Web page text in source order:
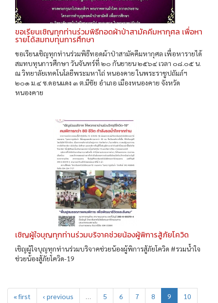
ขอเรียนเชิญทุกท่านร่วมพิธีทอดผ้าป่าสามัคคีมหากุศล เพื่อหา
รายได้สมทบทุนการศึกษา
ขอเรียนเชิญทุกท่านร่วมพิธีทอดผ้าป่าสามัคคีมหากุศล เพื่อหารายได้
สมทบทุนการศึกษา วันจันทร์ที่ ๒๐ กันยายน ๒๕๖๔ เวลา ๐๘.๐๕ น.
ณ วิทยาลัยเทคโนโลยีพระมหาไถ่ หนองคาย ในพระราชูปถัมภ์ฯ
๒๐๑ ม.๔ ซ.ดอนแดง ๓ ต.มีชัย อําเภอ เมืองหนองคาย จังหวัด
หนองคาย
เชิญผู้ใจบุญทุกท่านร่วมบริจาคช่วยน้องผู้พิการสู้ภัยโควิด
เชิญผู้ใจบุญทุกท่านร่วมบริจาคช่วยน้องผู้พิการสู้ภัยโควิด #รวมน้ำใจ
ช่วยน้องสู้ภัยโควิด-19
« first ‹ previous … 5 6 7 8 9
10